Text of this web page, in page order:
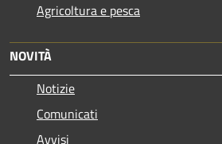
Agricoltura e pesca
NOVITÀ
Notizie
Comunicati
Avvisi